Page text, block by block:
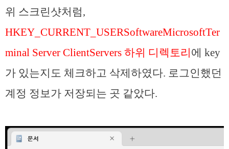
위 스크린샷처럼,
HKEY_CURRENT_USERSoftwareMicrosoftTer
minal Server ClientServers 하위 디렉토리 에 key
가 있는지도 체크하고 삭제하였다. 로그인했던
계정 정보가 저장되는 곳 같았다.